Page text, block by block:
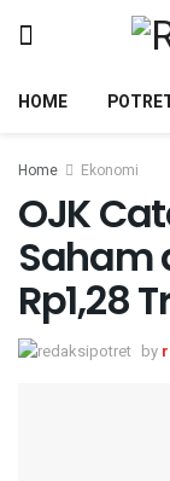
HOME
Home Ekonomi
OJK
Saham
Rp1,28
by